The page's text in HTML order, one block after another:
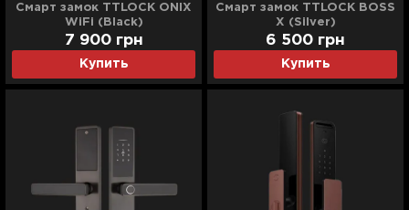
Смарт замок TTLOCK ONIX
WiFi (Black)
Купить
7 900 грн
Смарт замок TTLOCK BOSS
X (Silver)
Купить
6 500 грн